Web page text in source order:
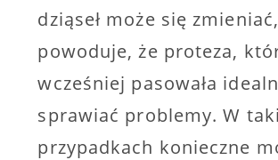
dziąseł może się
powoduje, że proteza,
wcześniej pasowała
sprawiać problemy. W
przypadkach konieczne